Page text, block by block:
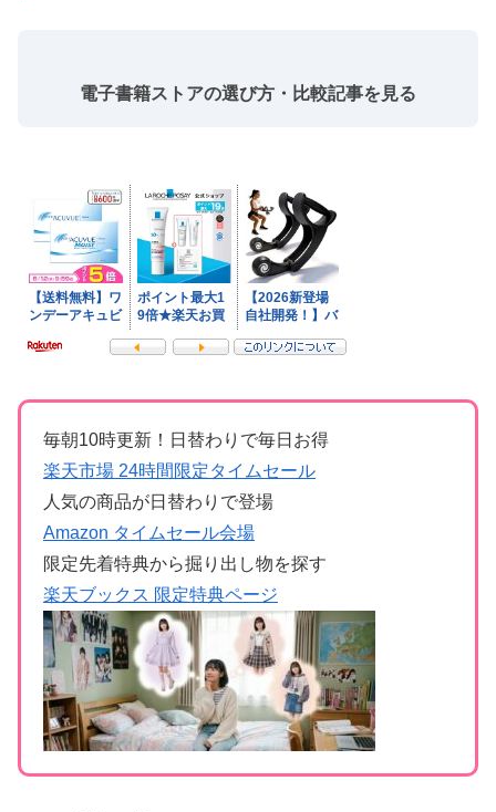
電子書籍ストアの選び方・比較記事を見る
毎朝10時更新！日替わりで毎日お得
楽天市場 24時間限定タイムセール
人気の商品が日替わりで登場
Amazon タイムセール会場
限定先着特典から掘り出し物を探す
楽天ブックス 限定特典ページ